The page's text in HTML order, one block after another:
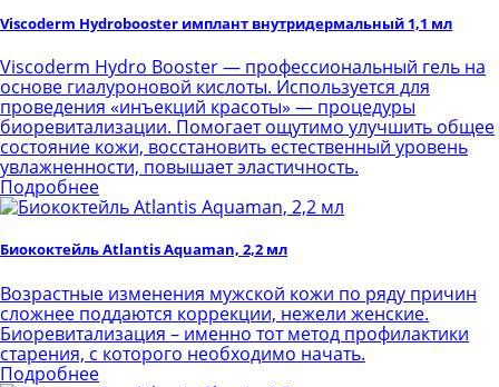
Viscoderm Hydrobooster имплант внутридермальный 1,1 мл
Viscoderm Hydro Booster — профессиональный гель на
основе гиалуроновой кислоты. Используется для
проведения «инъекций красоты» — процедуры
биоревитализации. Помогает ощутимо улучшить общее
состояние кожи, восстановить естественный уровень
увлажненности, повышает эластичность.
Подробнее
Биококтейль Atlantis Aquaman, 2,2 мл
Возрастные изменения мужской кожи по ряду причин
сложнее поддаются коррекции, нежели женские.
Биоревитализация – именно тот метод профилактики
старения, с которого необходимо начать.
Подробнее